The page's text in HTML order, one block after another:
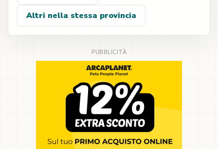
Altri nella stessa provincia